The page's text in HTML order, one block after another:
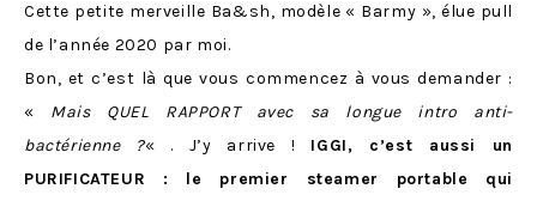
Cette petite merveille Ba&sh, modèle « Barmy », élue pull
de l’année 2020 par moi.
Bon, et c’est là que vous commencez à vous demander :
« Mais QUEL RAPPORT avec sa longue intro anti-
bactérienne ?« . J’y arrive ! IGGI, c’est aussi un
PURIFICATEUR : le premier steamer portable qui